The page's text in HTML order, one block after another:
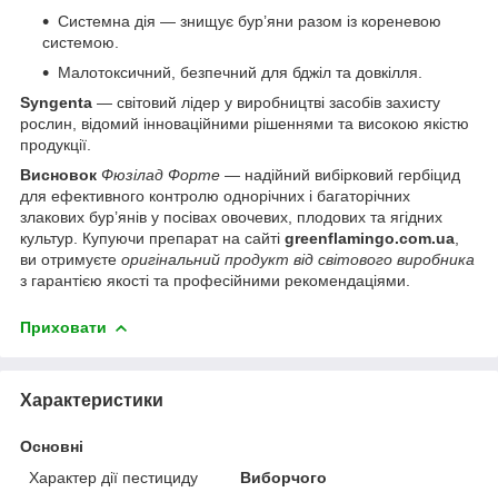
Системна дія — знищує бур’яни разом із кореневою
системою.
Малотоксичний, безпечний для бджіл та довкілля.
Syngenta — світовий лідер у виробництві засобів захисту
рослин, відомий інноваційними рішеннями та високою якістю
продукції.
Висновок Фюзілад Форте — надійний вибірковий гербіцид
для ефективного контролю однорічних і багаторічних
злакових бур’янів у посівах овочевих, плодових та ягідних
культур. Купуючи препарат на сайті greenflamingo.com.ua
ви отримуєте оригінальний продукт від світового виробника
з гарантією якості та професійними рекомендаціями.
Приховати
Характеристики
Основні
Характер дії пестициду
Виборчого